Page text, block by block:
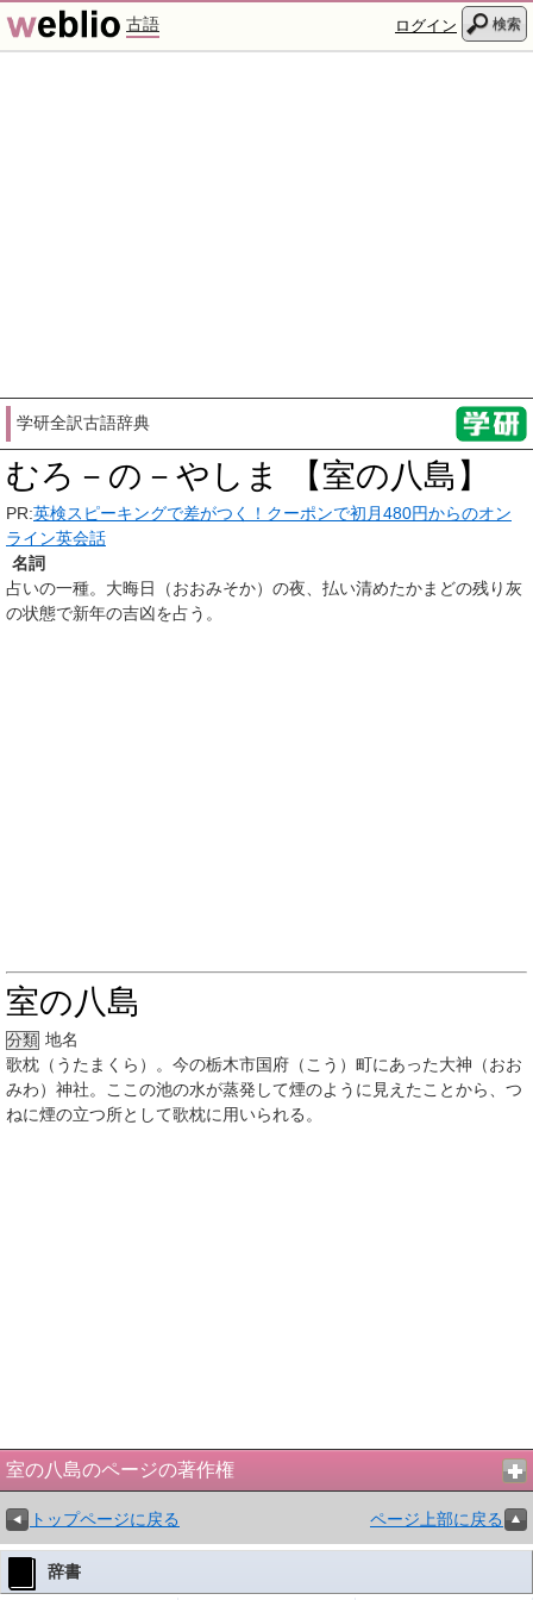
古語 ログイン 検索
学研全訳古語辞典
むろ－の－やしま 【室の八島】
PR:英検スピーキングで差がつく！クーポンで初月480円からのオン
ライン英会話
名詞
占いの一種。大晦日（おおみそか）の夜、払い清めたかまどの残り灰
の状態で新年の吉凶を占う。
室の八島
分類 地名
歌枕（うたまくら）。今の栃木市国府（こう）町にあった大神（おお
みわ）神社。ここの池の水が蒸発して煙のように見えたことから、つ
ねに煙の立つ所として歌枕に用いられる。
室の八島のページの著作権
トップページに戻る ページ上部に戻る
辞書